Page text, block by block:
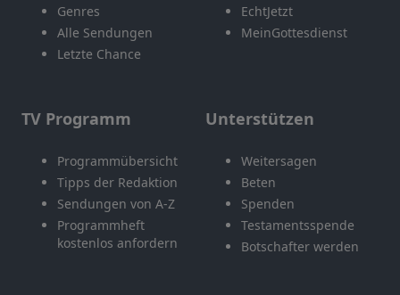
Genres
Alle Sendungen
Letzte Chance
EchtJetzt
MeinGottesdienst
TV Programm
Programmübersicht
Tipps der Redaktion
Sendungen von A-Z
Programmheft
kostenlos anfordern
Unterstützen
Weitersagen
Beten
Spenden
Testamentsspende
Botschafter werden